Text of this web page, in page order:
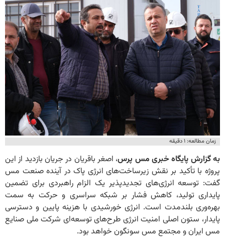
زمان مطالعه: ۱ دقیقه
به گزارش پایگاه خبری مس پرس، اصغر باقریان در جریان بازدید از این
پروژه با تأکید بر نقش زیرساخت‌های انرژی پاک در آینده صنعت مس
گفت: توسعه انرژی‌های تجدیدپذیر یک الزام راهبردی برای تضمین
پایداری تولید، کاهش فشار بر شبکه سراسری و حرکت به سمت
بهره‌وری بلندمدت است. انرژی خورشیدی با هزینه پایین و دسترسی
پایدار، ستون اصلی امنیت انرژی طرح‌های توسعه‌ای شرکت ملی صنایع
مس ایران و مجتمع مس سونگون خواهد بود.